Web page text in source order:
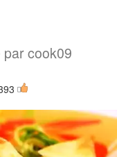
cook09